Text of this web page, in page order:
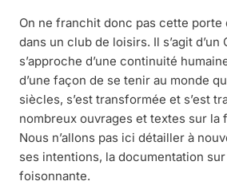
On ne franchit donc pas cette porte
dans un club de loisirs. Il s’agit d’un
s’approche d’une continuité
d’une façon de se tenir au monde
siècles, s’est transformée et s’est
nombreux ouvrages et textes sur la
Nous n’allons pas ici détailler à
ses intentions, la documentation
foisonnante.